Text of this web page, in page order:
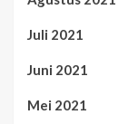
Juli 2021
Juni 2021
Mei 2021